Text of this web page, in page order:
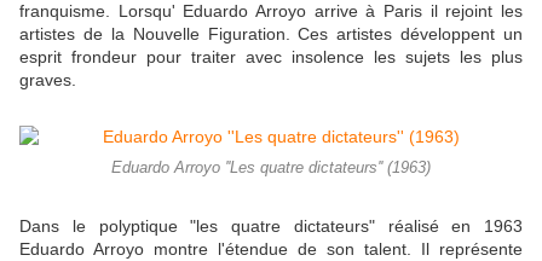
franquisme. Lorsqu' Eduardo Arroyo arrive à Paris il rejoint les
artistes de la Nouvelle Figuration. Ces artistes développent un
esprit frondeur pour traiter avec insolence les sujets les plus
graves.
Eduardo Arroyo ''Les quatre dictateurs'' (1963)
Dans le polyptique "les quatre dictateurs" réalisé en 1963
Eduardo Arroyo montre l'étendue de son talent. Il représente